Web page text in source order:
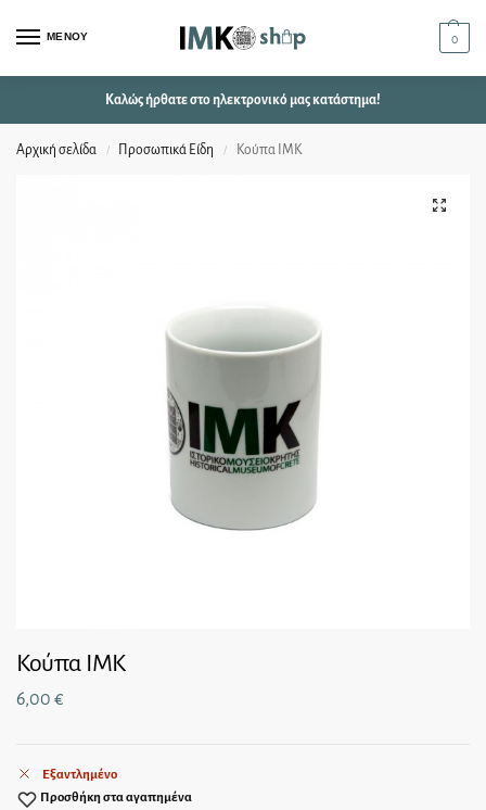
ΜΕΝΟΥ 0
Καλώς ήρθατε στο ηλεκτρονικό μας κατάστημα!
Αρχική σελίδα / Προσωπικά Είδη / Κούπα ΙΜΚ
Κούπα ΙΜΚ
6,00 €
Εξαντλημένο
Προσθήκη στα αγαπημένα